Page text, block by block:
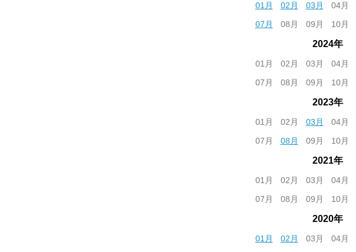
01月 02月 03月 04月
07月
08月 09月 10月
2024年
01月 02月 03月 04月
07月
08月 09月 10月
2023年
01月 02月 03月 04月
07月
08月 09月 10月
2021年
01月 02月 03月 04月
07月
08月 09月 10月
2020年
01月 02月 03月 04月